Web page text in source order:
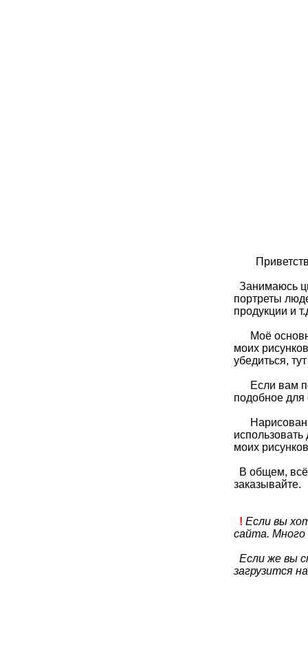
Занимаюсь
портреты
продукции и
Моё
моих
убедиться,
Если вам
подобное для
моих
В общем, всё
заказывайте.
! Если вы
сайта. Много
Если же вы
загрузится